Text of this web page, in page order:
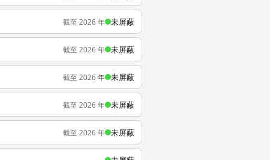
截至 2026 年 未屏蔽
截至 2026 年 未屏蔽
截至 2026 年 未屏蔽
截至 2026 年 未屏蔽
截至 2026 年 未屏蔽